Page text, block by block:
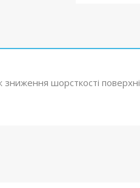
шорсткості